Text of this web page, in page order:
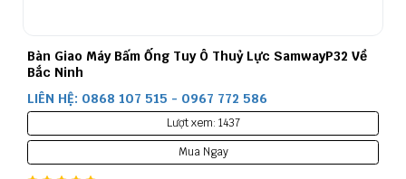
Bàn Giao Máy Bấm Ống Tuy Ô Thuỷ Lực SamwayP32 Về
Bắc Ninh
LIÊN HỆ: 0868 107 515 - 0967 772 586
Lượt xem: 1437
Mua Ngay